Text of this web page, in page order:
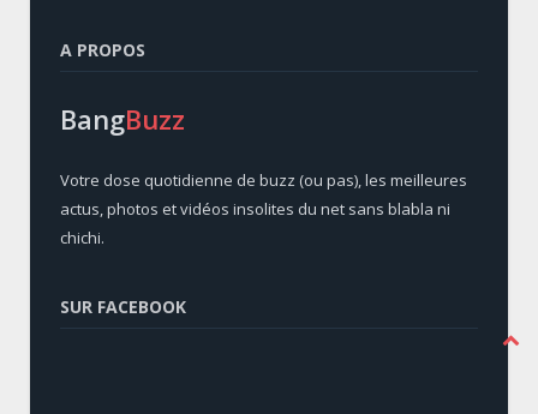
A PROPOS
BangBuzz
Votre dose quotidienne de buzz (ou pas), les meilleures
actus, photos et vidéos insolites du net sans blabla ni
chichi.
SUR FACEBOOK